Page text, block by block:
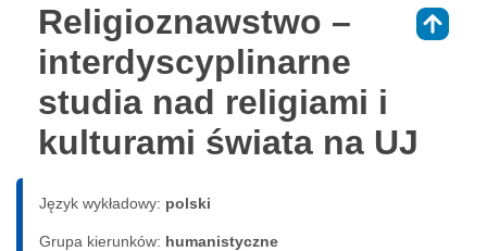
Religioznawstwo –
interdyscyplinarne
studia nad religiami i
kulturami świata na UJ
Język wykładowy: polski
Grupa kierunków: humanistyczne